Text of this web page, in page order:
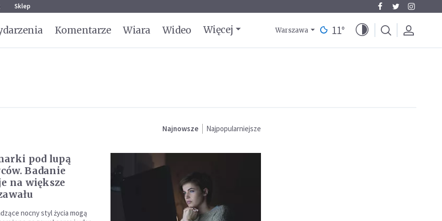
Sklep
Komentarze Wiara Wideo Więcej Warszawa 11°
Najnowsze Najpopularniejsze
pod lupą
Badanie
na większe
nocny styl życia mogą